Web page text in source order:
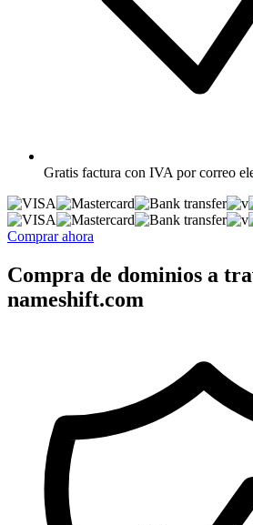
Gratis factura con IVA por correo
Comprar ahora
Compra de dominios a
nameshift.com